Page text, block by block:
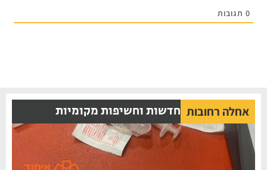
תגובות
אחלה רחובות חדשות וחשיפות מקומיות